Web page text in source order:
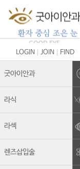
LOGIN JOIN FIND
굿아이안과
라식
라섹
렌즈삽입술